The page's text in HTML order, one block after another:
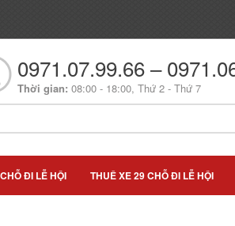
0971.07.99.66 –
Thời gian: 08:00 - 18:00, Thứ 2 - Thứ 7
ĐI LỄ HỘI THUÊ XE 29 CHỖ ĐI LỄ HỘI